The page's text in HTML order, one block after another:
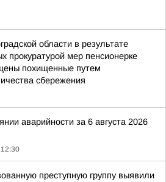
области в результате
прокуратурой мер пенсионерке
похищенные путем
сбережения
аварийности за 6 августа 2026
12:30
преступную группу выявили